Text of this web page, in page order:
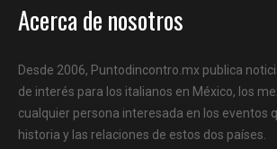
Acerca de nosotros
Desde 2006, Puntodincontro.mx publica
de interés para los italianos en México, los
cualquier persona interesada en los eventos
historia y las relaciones de estos dos países.